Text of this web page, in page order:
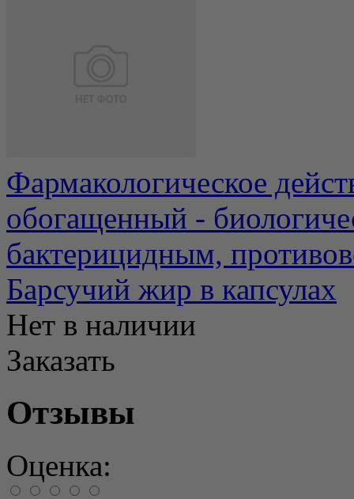
Фармакологическое
обогащенный -
бактерицидным,
Барсучий жир в капсулах
Нет в наличии
Заказать
Отзывы
Оценка: